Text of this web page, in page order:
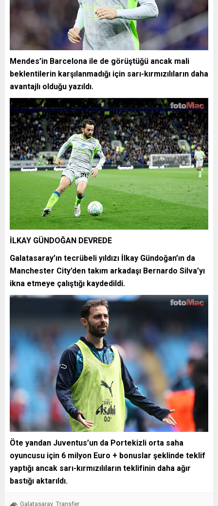
Mendes’in Barcelona ile de görüştüğü ancak mali
beklentilerin karşılanmadığı için sarı-kırmızılıların daha
avantajlı olduğu yazıldı.
İLKAY GÜNDOĞAN DEVREDE
Galatasaray’ın tecrübeli yıldızı İlkay Gündoğan’ın da
Manchester City’den takım arkadaşı Bernardo Silva’yı
ikna etmeye çalıştığı kaydedildi.
Öte yandan Juventus’un da Portekizli orta saha
oyuncusu için 6 milyon Euro + bonuslar şeklinde teklif
yaptığı ancak sarı-kırmızılıların teklifinin daha ağır
bastığı aktarıldı.
Galatasaray Transfer